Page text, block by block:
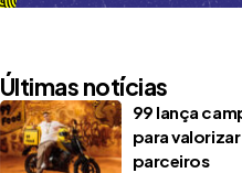
Últimas notícias
99 lança
para
parceiros